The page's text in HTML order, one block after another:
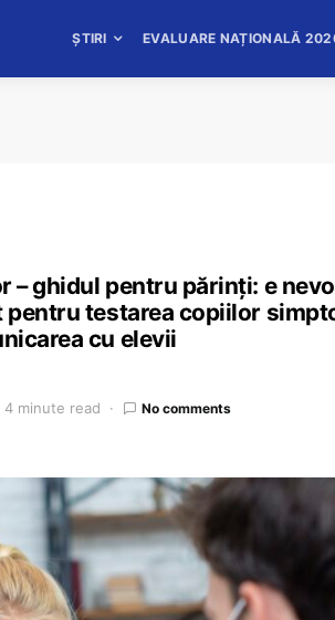
ȘTIRI EVALUARE NAȚIONALĂ
– ghidul pentru părinți: e
testarea copiilor
cu elevii
4 minute read No comments